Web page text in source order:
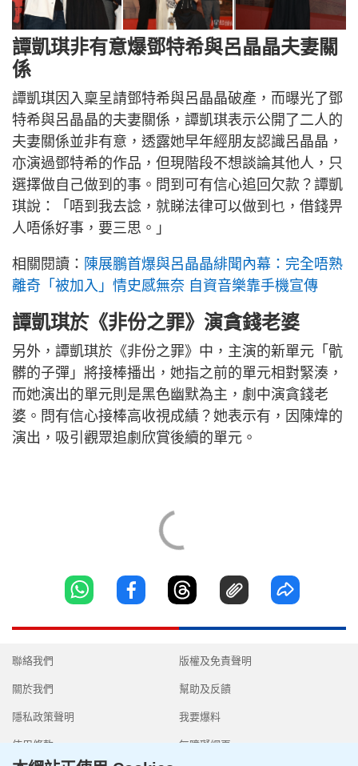
譚凱琪非有意爆鄧特希與呂晶晶夫妻關
係
譚凱琪因入稟呈請鄧特希與呂晶晶破產，而曝光了鄧
特希與呂晶晶的夫妻關係，譚凱琪表示公開了二人的
夫妻關係並非有意，透露她早年經朋友認識呂晶晶，
亦演過鄧特希的作品，但現階段不想談論其他人，只
選擇做自己做到的事。問到可有信心追回欠款？譚凱
琪說：「唔到我去諗，就睇法律可以做到乜，借錢畀
人唔係好事，要三思。」
相關閱讀： 陳展鵬首爆與呂晶晶緋聞內幕：完全唔熟
離奇「被加入」情史感無奈 自資音樂靠手機宣傳
譚凱琪於《非份之罪》演貪錢老婆
另外，譚凱琪於《非份之罪》中，主演的新單元「骯
髒的子彈」將接棒播出，她指之前的單元相對緊湊，
而她演出的單元則是黑色幽默為主，劇中演貪錢老
婆。問有信心接棒高收視成績？她表示有，因陳煒的
演出，吸引觀眾追劇欣賞後續的單元。
聯絡我們
關於我們
隱私政策聲明
使用條款
版權及免責聲明
幫助及反饋
我要爆料
無障礙網頁